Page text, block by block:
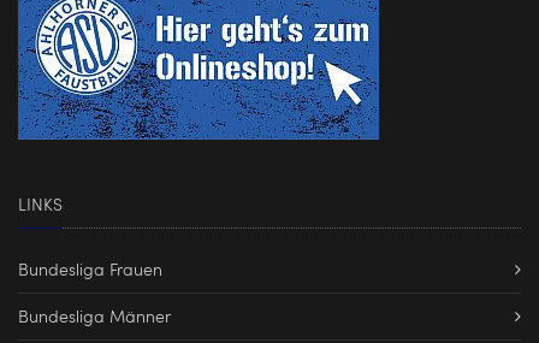
LINKS
Bundesliga Frauen
Bundesliga Männer